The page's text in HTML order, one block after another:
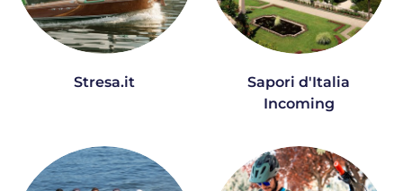
Stresa.it
Sapori d'Italia
Incoming